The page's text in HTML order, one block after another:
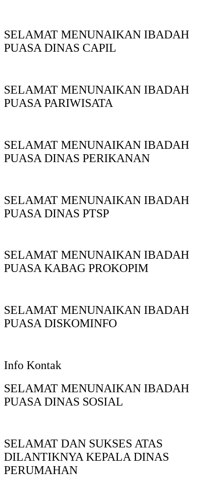
SELAMAT MENUNAIKAN IBADAH
PUASA DINAS CAPIL
SELAMAT MENUNAIKAN IBADAH
PUASA PARIWISATA
SELAMAT MENUNAIKAN IBADAH
PUASA DINAS PERIKANAN
SELAMAT MENUNAIKAN IBADAH
PUASA DINAS PTSP
SELAMAT MENUNAIKAN IBADAH
PUASA KABAG PROKOPIM
SELAMAT MENUNAIKAN IBADAH
PUASA DISKOMINFO
Info Kontak
SELAMAT MENUNAIKAN IBADAH
PUASA DINAS SOSIAL
SELAMAT DAN SUKSES ATAS
DILANTIKNYA KEPALA DINAS
PERUMAHAN